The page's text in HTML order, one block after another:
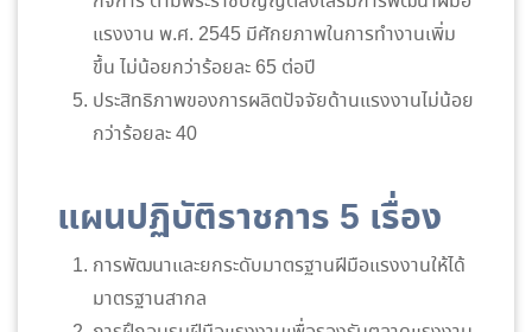
แรงงาน พ.ศ. 2545 มีศักยภาพในการทำงานเพิ่ม
ขึ้น ไม่น้อยกว่าร้อยละ 65 ต่อปี
ประสิทธิภาพของการผลิตปัจจัยด้านแรงงานไม่น้อย
กว่าร้อยละ 40
แผนปฏิบัติราชการ 5 เรื่อง
การพัฒนาและยกระดับมาตรฐานฝีมือแรงงานให้ได้
มาตรฐานสากล